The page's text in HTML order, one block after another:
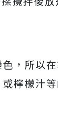
，所以
檸檬汁